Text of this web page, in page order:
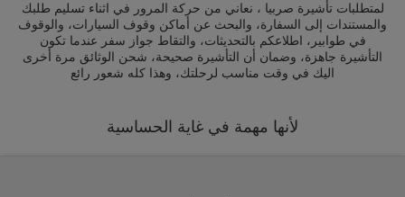
لمتطلبات تأشيرة صربيا ، نعاني من حركة المرور في اثناء تسليم طلبك
والمستندات إلى السفارة، والبحث عن أماكن وقوف السيارات، والوقوف
في طوابير، اطلاعكم بالتحديثات، والتقاط جواز سفر عندما تكون
التأشيرة جاهزة، وضمان أن التأشيرة صحيحة، شحن الوثائق مرة أخرى
اليك في وقت مناسب لرحلتك، وهذا كله شعور رائع
لأنها مهمة في غاية الحساسية